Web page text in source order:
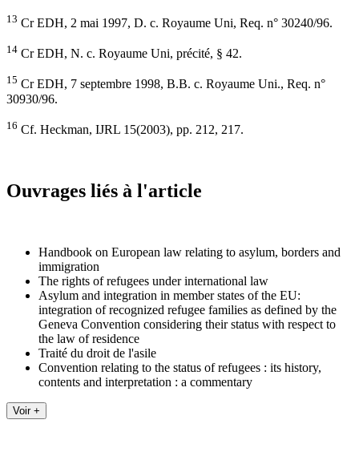
13 Cr EDH, 2 mai 1997, D. c. Royaume Uni, Req. n° 30240/96.
14 Cr EDH, N. c. Royaume Uni, précité, § 42.
15 Cr EDH, 7 septembre 1998, B.B. c. Royaume Uni., Req. n°
30930/96.
16 Cf. Heckman, IJRL 15(2003), pp. 212, 217.
Ouvrages liés à l'article
Handbook on European law relating to asylum, borders and
immigration
The rights of refugees under international law
Asylum and integration in member states of the EU:
integration of recognized refugee families as defined by the
Geneva Convention considering their status with respect to
the law of residence
Traité du droit de l'asile
Convention relating to the status of refugees : its history,
contents and interpretation : a commentary